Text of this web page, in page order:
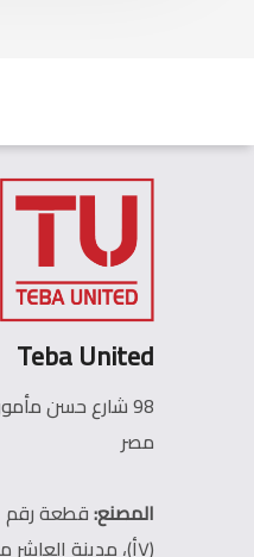
Teba United
98 شارع حسن
مصر
المصنع:
(٧أ)، مدينة العاشر من رمضان، الشرقية، مصر